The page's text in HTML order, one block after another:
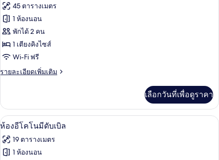
1
เตียง
สิก,
เตียง
ควีน
ไซส์
เตียง
ภาพถ่าย
ทั้งหมด
ของ
ห้อง
เอ็ก
เซก
ทีฟ,
เตียง
คิง
ไซส์
45 ตารางเมตร
1 ห้องนอน
พักได้ 2 คน
1 เตียงคิงไซส์
Wi-Fi ฟรี
รายละเอียดเพิ่มเติม
ราย
เกี่ยว
กับ
ห้อง
เซก
คิว
เลือกวันที่เพื่อดูราคา
เปิด
ภาพถ่าย
ทั้งหมด
ห้องอีโคโนมีดับเบิล | ตู้นิรภัยในห้องพั
4
ห้องอีโคโนมีดับเบิล
19 ตารางเมตร
1 ห้องนอน